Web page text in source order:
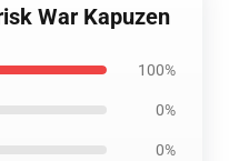
War Kapuzen
100%
0%
0%